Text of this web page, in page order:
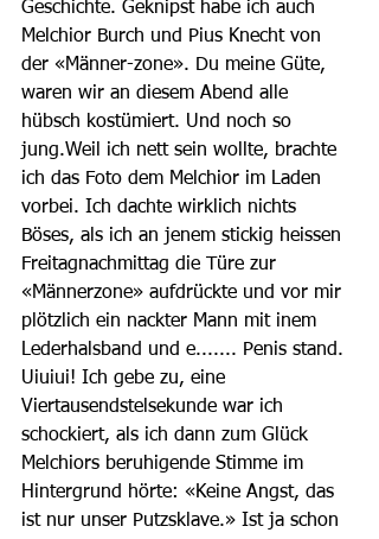
Geschichte. Geknipst habe ich auch
Melchior Burch und Pius Knecht von
der «Männer-zone». Du meine Güte,
waren wir an diesem Abend alle
hübsch kostümiert. Und noch so
jung.Weil ich nett sein wollte, brachte
ich das Foto dem Melchior im Laden
vorbei. Ich dachte wirklich nichts
Böses, als ich an jenem stickig heissen
Freitagnachmittag die Türe zur
«Männerzone» aufdrückte und vor mir
plötzlich ein nackter Mann mit inem
Lederhalsband und e....... Penis stand.
Uiuiui! Ich gebe zu, eine
Viertausendstelsekunde war ich
schockiert, als ich dann zum Glück
Melchiors beruhigende Stimme im
Hintergrund hörte: «Keine Angst, das
ist nur unser Putzsklave.» Ist ja schon